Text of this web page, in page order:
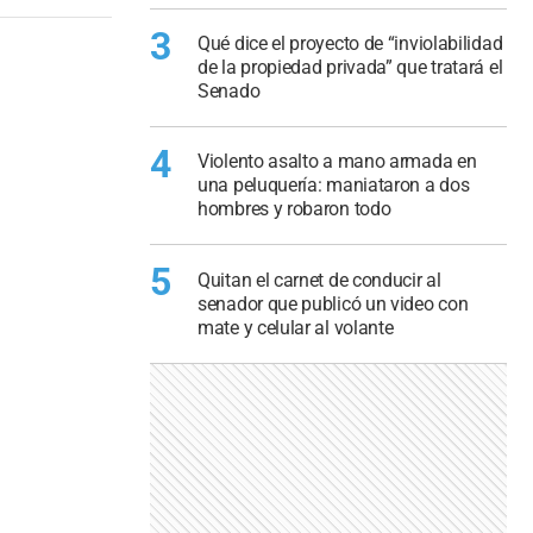
3
Qué dice el proyecto de “inviolabilidad
de la propiedad privada” que tratará el
Senado
4
Violento asalto a mano armada en
una peluquería: maniataron a dos
hombres y robaron todo
5
Quitan el carnet de conducir al
senador que publicó un video con
mate y celular al volante